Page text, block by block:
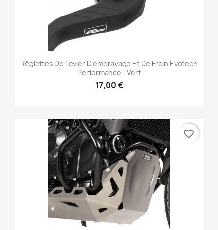
Réglettes De Levier D'embrayage Et De Frein Evotech
Performance - Vert
17,00 €
favorite_border